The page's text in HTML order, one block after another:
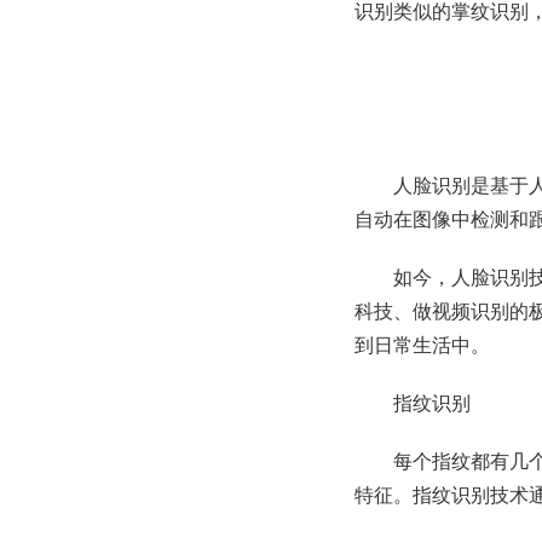
识别类似的掌纹识别
人脸识别是基于
自动在图像中检测和
如今，人脸识别
科技、做视频识别的
到日常生活中。
指纹识别
每个指纹都有几
特征。指纹识别技术